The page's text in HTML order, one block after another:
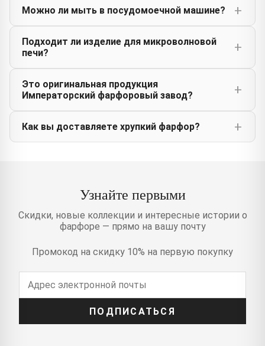
Можно ли мыть в посудомоечной машине?
Подходит ли изделие для микроволновой
печи?
Это оригинальная продукция
Императорский фарфоровый завод?
Как вы доставляете хрупкий фарфор?
Узнайте первыми
Скидки, новые коллекции и интересные истории о
фарфоре — прямо на вашу почту
Промокод на скидку 10% на первую покупку
ПОДПИСАТЬСЯ